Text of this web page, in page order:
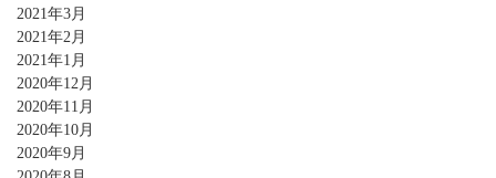
2021年3月
2021年2月
2021年1月
2020年12月
2020年11月
2020年10月
2020年9月